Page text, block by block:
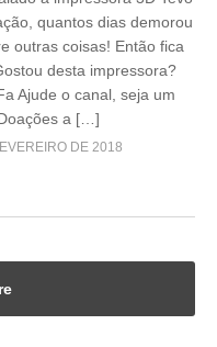
quantos dias demorou
outras coisas! Então fica
desta impressora?
Ajude o canal, seja um
a […]
DE 2018